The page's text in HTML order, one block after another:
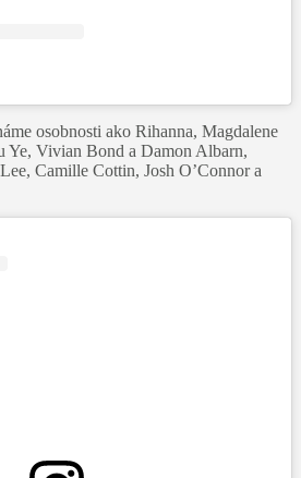
osobnosti ako Rihanna, Magdalene
Ye, Vivian Bond a Damon Albarn,
Camille Cottin, Josh O’Connor a